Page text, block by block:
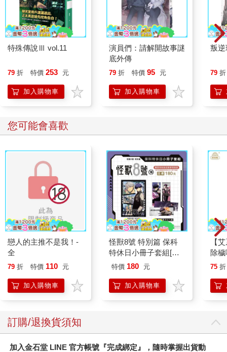
特殊傳說Ⅲ vol.11
79 折 特價 253 元
加入購物車
演員們：請解開故事謎
底外傳
79 折 特價 95 元
加入購物車
叛逆
79 折
您可能會喜歡
戀人的主推不是我！-
全
79 折 特價 110 元
加入購物車
怪獸8號 特別篇 保科
特休日小冊子套組[限
加購]
特價 180 元
加入購物車
【
除
平安
另
75 折
訂購/退換貨須知
加入金石堂 LINE 官方帳號『完成綁定』，隨時掌握出貨動